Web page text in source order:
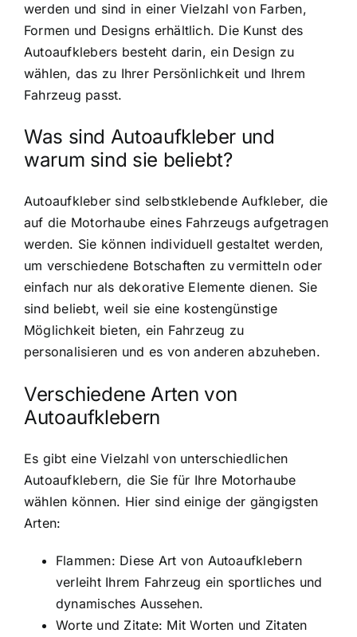
werden und sind in einer Vielzahl von Farben,
Formen und Designs erhältlich. Die Kunst des
Autoaufklebers besteht darin, ein Design zu
wählen, das zu Ihrer Persönlichkeit und Ihrem
Fahrzeug passt.
Was sind Autoaufkleber und
warum sind sie beliebt?
Autoaufkleber sind selbstklebende Aufkleber, die
auf die Motorhaube eines Fahrzeugs aufgetragen
werden. Sie können individuell gestaltet werden,
um verschiedene Botschaften zu vermitteln oder
einfach nur als dekorative Elemente dienen. Sie
sind beliebt, weil sie eine kostengünstige
Möglichkeit bieten, ein Fahrzeug zu
personalisieren und es von anderen abzuheben.
Verschiedene Arten von
Autoaufklebern
Es gibt eine Vielzahl von unterschiedlichen
Autoaufklebern, die Sie für Ihre Motorhaube
wählen können. Hier sind einige der gängigsten
Arten:
Flammen: Diese Art von Autoaufklebern
verleiht Ihrem Fahrzeug ein sportliches und
dynamisches Aussehen.
Worte und Zitate: Mit Worten und Zitaten